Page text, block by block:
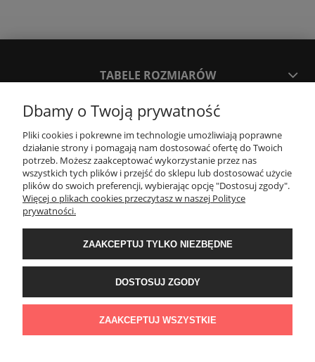
TABELE ROZMIARÓW
SPOSOBY PŁATNOŚCI ORAZ CZAS I KOSZTY DOSTAWY
DOSTAWY
KONTAKT
WYMIANA / ZWROTY / REKLAMACJE
REGULAMINY
Timeforf| ul. SOŁTYKA TADEUSZA 16C /SEGMENT NUMER 6 | 39-
300 Mielec | woj. podkarpackie |tel: 732 220 654pon-pt: 8:00-16:00 | mail:
Dbamy o Twoją prywatność
Pliki cookies i pokrewne im technologie umożliwiają poprawne
działanie strony i pomagają nam dostosować ofertę do Twoich
potrzeb. Możesz zaakceptować wykorzystanie przez nas
wszystkich tych plików i przejść do sklepu lub dostosować użycie
plików do swoich preferencji, wybierając opcję "Dostosuj zgody".
Więcej o plikach cookies przeczytasz w naszej Polityce
prywatności.
ZAAKCEPTUJ TYLKO NIEZBĘDNE
DOSTOSUJ ZGODY
ZAAKCEPTUJ WSZYSTKIE